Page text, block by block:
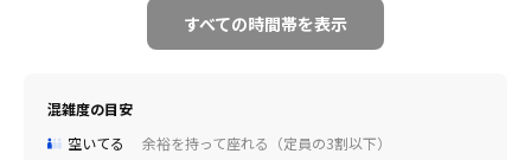
すべての時間帯を表示
混雑度の目安
空いてる
余裕を持って座れる（定員の3割以下）